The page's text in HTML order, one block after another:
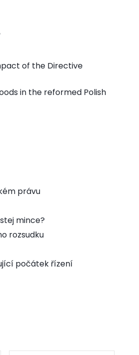
of the Directive
in the reformed Polish
právu
mince?
rozsudku
počátek řízení